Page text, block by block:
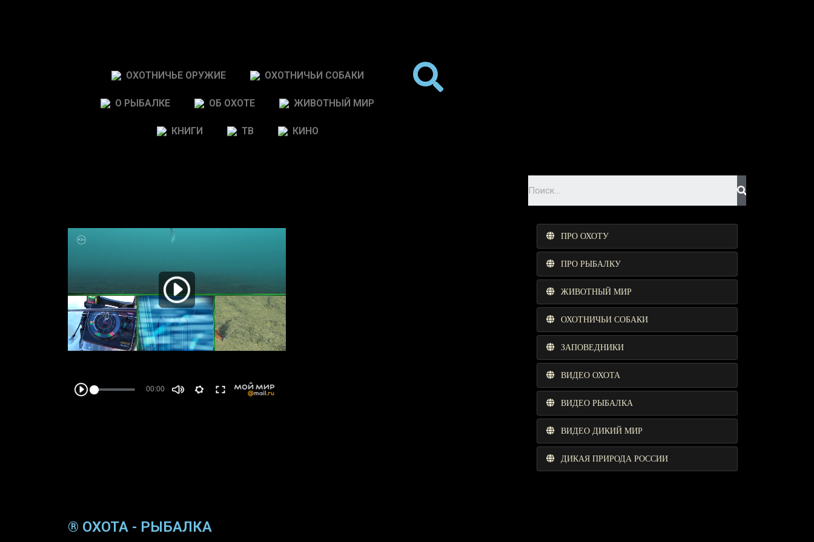
ОХОТНИЧЬЕ ОРУЖИЕ ОХОТНИЧЬИ СОБАКИ
О РЫБАЛКЕ ОБ ОХОТЕ ЖИВОТНЫЙ МИР
КНИГИ ТВ КИНО
ПРО ОХОТУ
ПРО РЫБАЛКУ
ЖИВОТНЫЙ МИР
ОХОТНИЧЬИ СОБАКИ
ЗАПОВЕДНИКИ
ВИДЕО ОХОТА
ВИДЕО РЫБАЛКА
ВИДЕО ДИКИЙ МИР
ДИКАЯ ПРИРОДА РОССИИ
® ОХОТА - РЫБАЛКА